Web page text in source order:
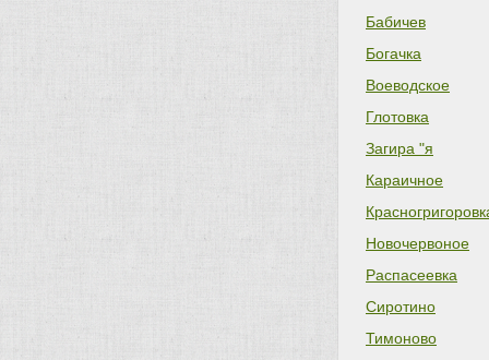
Бабичев
Богачка
Воеводское
Глотовка
Загира "я
Караичное
Новочервоное
Распасеевка
Сиротино
Тимоново